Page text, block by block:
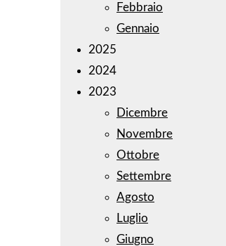
Febbraio
Gennaio
2025
2024
2023
Dicembre
Novembre
Ottobre
Settembre
Agosto
Luglio
Giugno